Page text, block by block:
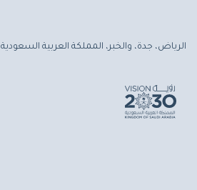
الرياض، جدة، والخبر، المملكة العربية السعودية